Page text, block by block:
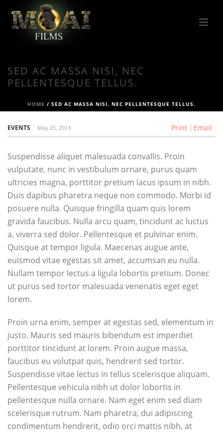
SED AC MASSA NISI, NEC
PELLENTESQUE TELLUS.
HOME / SED AC MASSA NISI, NEC PELLENTESQUE TELLUS.
Print Email
EVENTS May 25, 2013
Suspendisse aliquet malesuada convallis. Proin
vulputate, nunc in vestibulum ornare, purus quam
ultricies magna, porttitor pretium lacus ipsum in nibh.
Duis dapibus pharetra neque non commodo. Morbi id
posuere nulla. Quisque fringilla quam quis lorem
gravida faucibus. Nulla arcu quam, tincidunt ac luctus
a, viverra sed dolor. Pellentesque et pulvinar enim.
Quisque at tempor ligula. Maecenas augue ante,
euismod vitae egestas sit amet, accumsan eu nulla.
Nullam tempor lectus a ligula lobortis pretium. Donec
ut purus sed tortor malesuada venenatis eget eget
lorem.
Proin urna enim, semper at egestas sed, elementum in
justo. Mauris sed mauris bibendum est imperdiet
porttitor tincidunt at lorem. Proin augue massa,
faucibus eu volutpat quis, hendrerit sed tortor.
Suspendisse vitae lectus in tellus scelerisque aliquam.
Pellentesque vehicula nibh ut dolor lobortis in
pellentesque nulla ornare. Nam eget enim sed diam
scelerisque rutrum. Nam pharetra, dui adipiscing
condimentum hendrerit, odio orci mattis nibh, at